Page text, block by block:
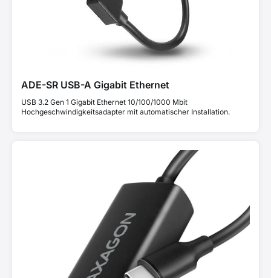
ADE-SR USB-A Gigabit Ethernet
USB 3.2 Gen 1 Gigabit Ethernet 10/100/1000 Mbit
Hochgeschwindigkeitsadapter mit automatischer Installation.